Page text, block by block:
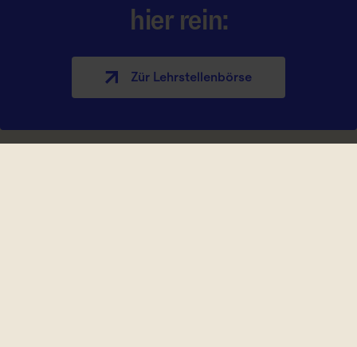
hier rein:
Zür Lehrstellen­börse